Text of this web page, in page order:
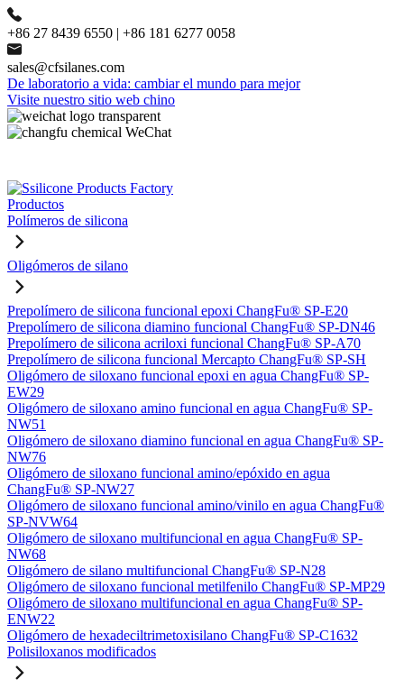
+86 27 8439 6550 | +86 181 6277 0058
sales@cfsilanes.com
De laboratorio a vida: cambiar el mundo para mejor
Visite nuestro sitio web chino
Productos
Polímeros de silicona
Oligómeros de silano
Prepolímero de silicona funcional epoxi ChangFu® SP-E20
Prepolímero de silicona diamino funcional ChangFu® SP-DN46
Prepolímero de silicona acriloxi funcional ChangFu® SP-A70
Prepolímero de silicona funcional Mercapto ChangFu® SP-SH
Oligómero de siloxano funcional epoxi en agua ChangFu® SP-
EW29
Oligómero de siloxano amino funcional en agua ChangFu® SP-
NW51
Oligómero de siloxano diamino funcional en agua ChangFu® SP-
NW76
Oligómero de siloxano funcional amino/epóxido en agua
ChangFu® SP-NW27
Oligómero de siloxano funcional amino/vinilo en agua ChangFu®
SP-NVW64
Oligómero de siloxano multifuncional en agua ChangFu® SP-
NW68
Oligómero de silano multifuncional ChangFu® SP-N28
Oligómero de siloxano funcional metilfenilo ChangFu® SP-MP29
Oligómero de siloxano multifuncional en agua ChangFu® SP-
ENW22
Oligómero de hexadeciltrimetoxisilano ChangFu® SP-C1632
Polisiloxanos modificados